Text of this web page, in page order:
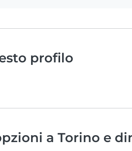
profilo
a Torino e